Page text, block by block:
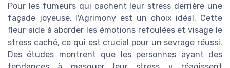
Pour les fumeurs qui cachent leur stress derrière une
façade joyeuse, l'Agrimony est un choix idéal. Cette
fleur aide à aborder les émotions refoulées et visage le
stress caché, ce qui est crucial pour un sevrage réussi.
Des études montrent que les personnes ayant des